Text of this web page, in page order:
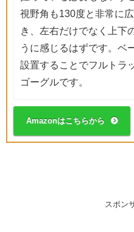
視野角も130度と非常に
き、左右だけでなく上下
うに感じるはずです。ベ
設置することでフルトラ
ゴーグルです。
Amazonはこちらから
スポン